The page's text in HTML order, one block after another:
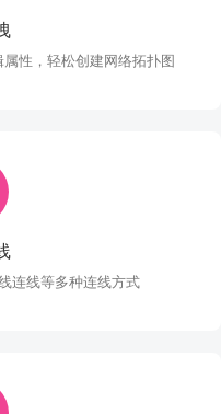
性，轻松创建网络拓扑图
连线等多种连线方式